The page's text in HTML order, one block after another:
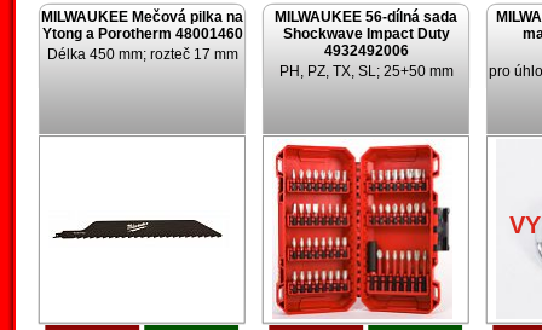
MILWAUKEE Mečová pilka na
Ytong a Porotherm 48001460
Délka 450 mm; rozteč 17 mm
MILWAUKEE 56-dílná sada
Shockwave Impact Duty
4932492006
PH, PZ, TX, SL; 25+50 mm
pro